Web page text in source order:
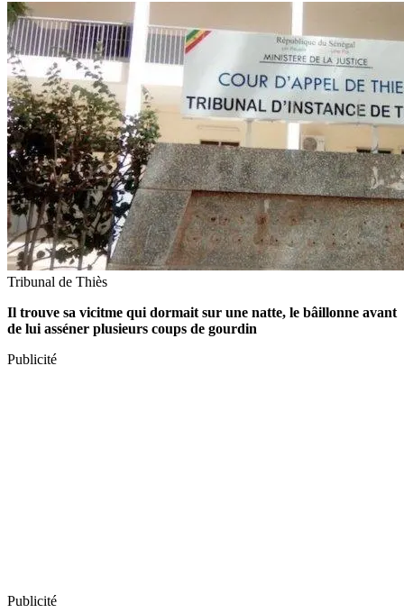
Tribunal de Thiès
Il trouve sa vicitme qui dormait sur une natte, le bâillonne avant
de lui asséner plusieurs coups de gourdin
Publicité
Publicité